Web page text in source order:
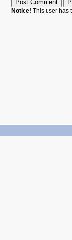
Notice! This user has